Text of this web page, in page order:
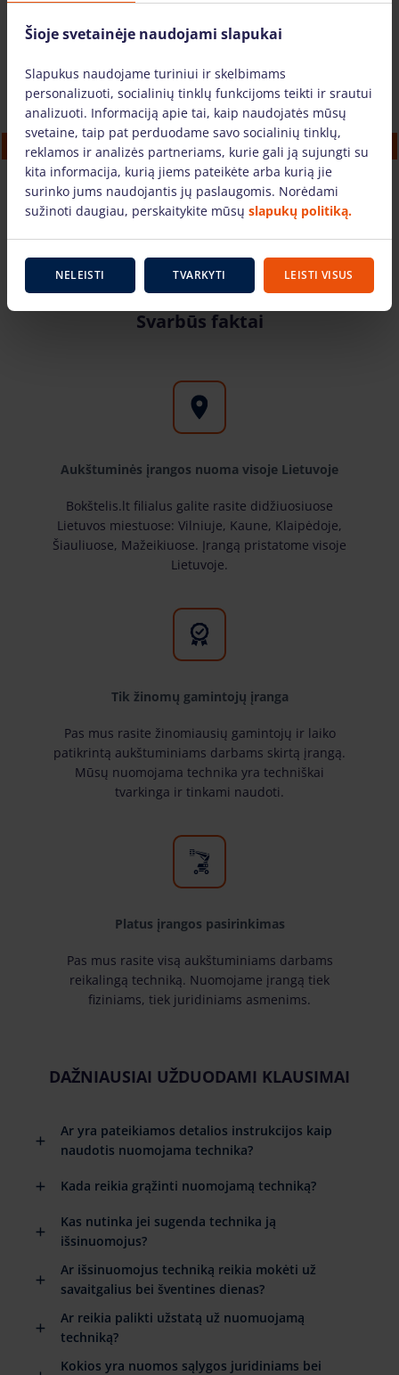
Panašūs modeliai
Dyzelinis šakinis krautuvas Manitou MC 18-4
D (1800 kg)
120.75 €/vnt. + PVM(25.36 €)
Svarbūs faktai
Aukštuminės įrangos nuoma visoje Lietuvoje
Bokštelis.lt filialus galite rasite didžiuosiuose
Lietuvos miestuose: Vilniuje, Kaune, Klaipėdoje,
Šiauliuose, Mažeikiuose. Įrangą pristatome visoje
Lietuvoje.
Tik žinomų gamintojų įranga
Pas mus rasite žinomiausių gamintojų ir laiko
patikrintą aukštuminiams darbams skirtą įrangą.
Mūsų nuomojama technika yra techniškai
tvarkinga ir tinkami naudoti.
Platus įrangos pasirinkimas
Pas mus rasite visą aukštuminiams darbams
reikalingą techniką. Nuomojame įrangą tiek
fiziniams, tiek juridiniams asmenims.
DAŽNIAUSIAI UŽDUODAMI KLAUSIMAI
Ar yra pateikiamos detalios instrukcijos kaip
naudotis nuomojama technika?
Kada reikia grąžinti nuomojamą techniką?
Kas nutinka jei sugenda technika ją
išsinuomojus?
Ar išsinuomojus techniką reikia mokėti už
savaitgalius bei šventines dienas?
Ar reikia palikti užstatą už nuomuojamą
techniką?
Kokios yra nuomos sąlygos juridiniams bei
Šioje svetainėje naudojami slapukai
Slapukus naudojame turiniui ir skelbimams
personalizuoti, socialinių tinklų funkcijoms teikti ir srautui
analizuoti. Informaciją apie tai, kaip naudojatės mūsų
svetaine, taip pat perduodame savo socialinių tinklų,
reklamos ir analizės partneriams, kurie gali ją sujungti su
kita informacija, kurią jiems pateikėte arba kurią jie
surinko jums naudojantis jų paslaugomis. Norėdami
sužinoti daugiau, perskaitykite mūsų slapukų politiką.
NELEISTI TVARKYTI LEISTI VISUS